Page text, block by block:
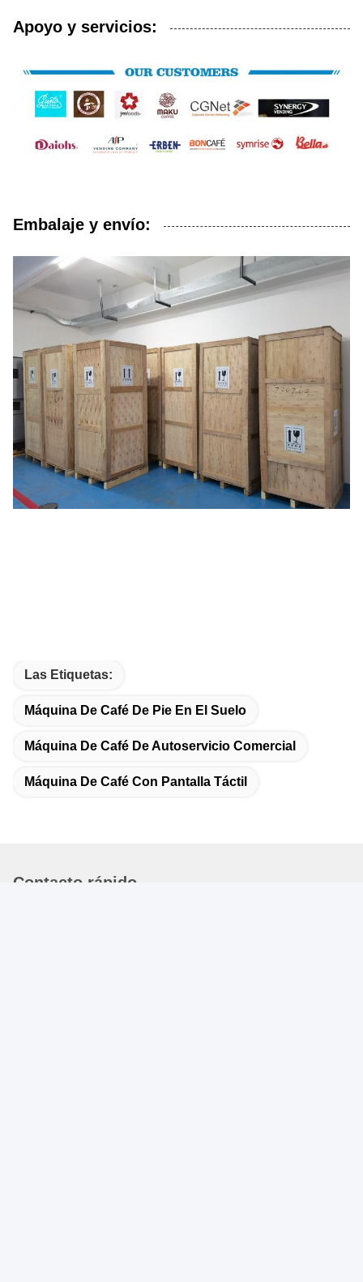
Apoyo y servicios:
Embalaje y envío:
Las Etiquetas:
Máquina De Café De Pie En El Suelo
Máquina De Café De Autoservicio Comercial
Máquina De Café Con Pantalla Táctil
Contacto rápido